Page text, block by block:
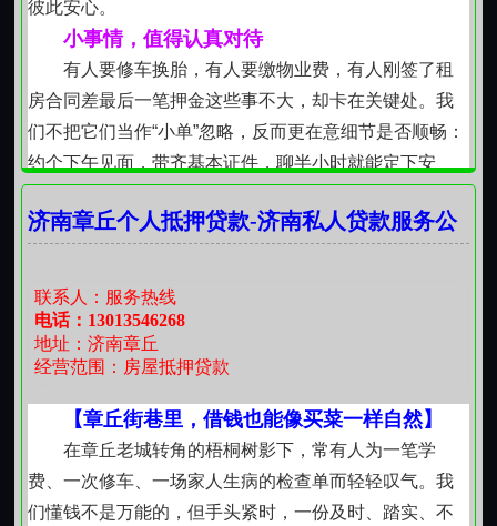
种态度源于对人与人之间信任关系的珍视，而非仅将交
易视为孤立事件。
坚守合规底线
济南历城区域内的居民，如正面临阶段性资金安排
需求，欢迎以理性、坦诚的态度开启沟通。每一次资金
支持，都是对生活韧性的共同守护。
彼此安心。
小事情，值得认真对待
有人要修车换胎，有人要缴物业费，有人刚签了租
房合同差最后一笔押金这些事不大，却卡在关键处。我
们不把它们当作“小单”忽略，反而更在意细节是否顺畅：
约个下午见面，带齐基本证件，聊半小时就能定下安
求速度数字，只求每一步都稳当。
多年下来，不少朋友借过一次后成了常客，也有人
介绍邻居来聊聊。这不是靠宣传拉来的，是靠一次次守
约、一句句实话、一笔笔按时结清积累下来的口碑。我
们不承诺“较快”，但坚持“较准”答应的事做到，该守的时
点守住，该担的责任担住。
不放大困难，也不轻描淡写
借钱这事，本就该有分寸感。我们不鼓吹“轻松解
决”，也不渲染“走投无路”。只是安静站在那里，等需要
济南章丘个人抵押贷款-济南私人贷款服务公
联系人：服务热线
电话：13013546268
地址：济南章丘
经营范围：房屋抵押贷款
【章丘街巷里，借钱也能像买菜一样自然】
在章丘老城转角的梧桐树影下，常有人为一笔学
费、一次修车、一场家人生病的检查单而轻轻叹气。我
们懂钱不是万能的，但手头紧时，一份及时、踏实、不